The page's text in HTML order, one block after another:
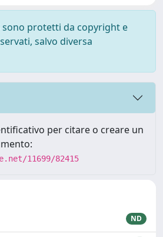
sono protetti da copyright e
salvo diversa
per citare o creare un
11699/82415
ND